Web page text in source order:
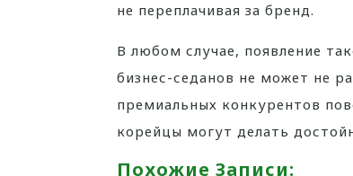
не переплачивая за бренд.
В любом случае, появление
бизнес-седанов не может не
премиальных конкурентов
корейцы могут делать
Похожие Записи: